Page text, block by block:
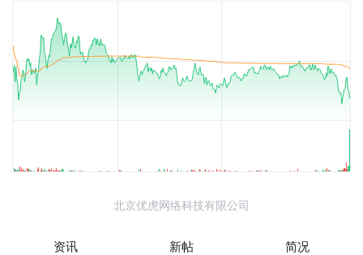
北京优虎网络科技有限公司
资讯 新帖 简况